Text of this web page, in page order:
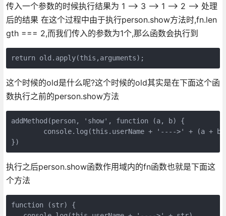
传入一个参数的时候执行结果为 1 --> 3 --> 1 --> 2 --> 处理
后的结果 在这个过程中由于执行person.show方法时,fn.len
gth === 2,而我们传入的参数为1个,那么函数会执行到
这个时候的old是什么呢?这个时候的old其实是在下面这个函
数执行之前的person.show方法
addMethod(person, 'show', function (a, b) {
console.log(this.userName + '---->' + (a +
执行之后person.show函数作用域内的fn函数也就是下面这
个方法
function (str) {